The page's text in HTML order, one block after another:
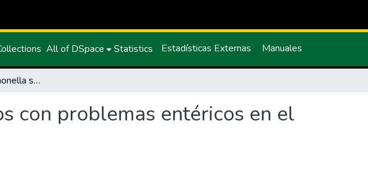
All of DSpace Statistics Estadísticas Externas Manuales
Detección de Salmonella spp. en terneros con problemas entéricos en el cantón San Pedro de Huaca.
con problemas entéricos en el